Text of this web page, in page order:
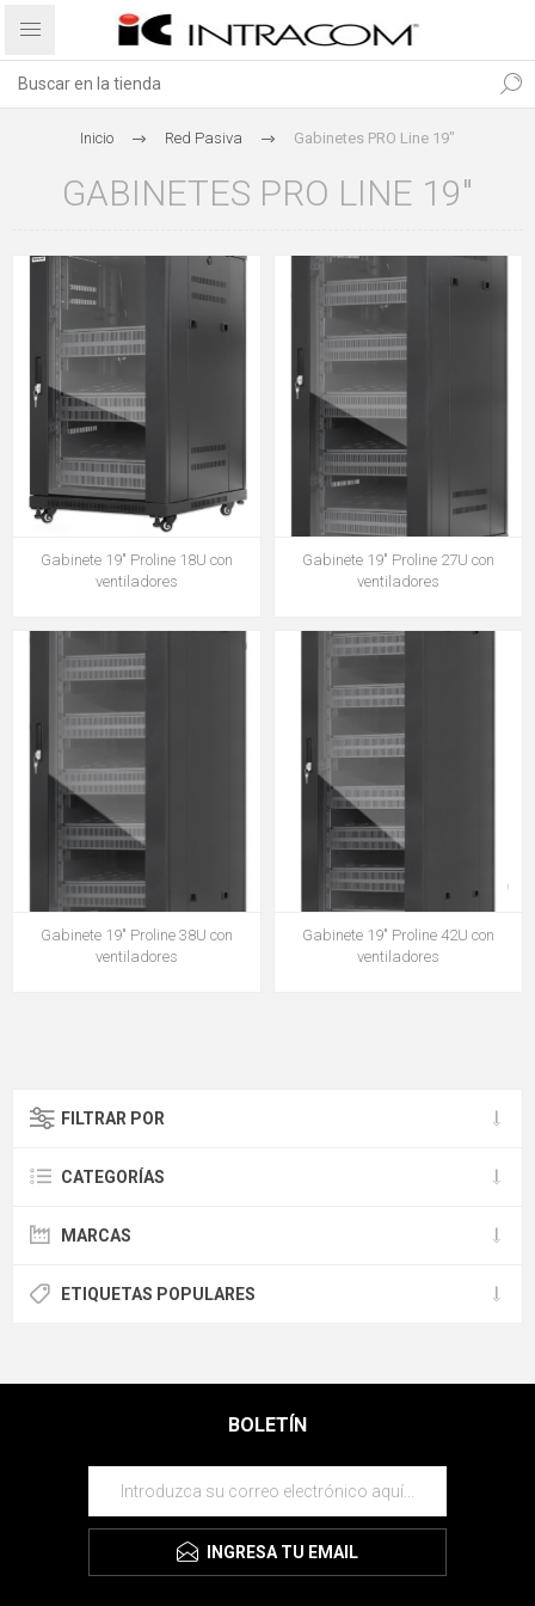
Inicio Red Pasiva Gabinetes PRO Line 19"
GABINETES PRO LINE 19"
Gabinete 19" Proline 18U con
ventiladores
Gabinete 19" Proline 27U con
ventiladores
Gabinete 19" Proline 38U con
ventiladores
Gabinete 19" Proline 42U con
ventiladores
FILTRAR POR
CATEGORÍAS
MARCAS
ETIQUETAS POPULARES
BOLETÍN
INGRESA TU EMAIL